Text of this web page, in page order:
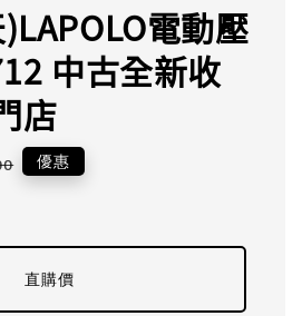
電動壓
中古全新收
店
優惠
直購價